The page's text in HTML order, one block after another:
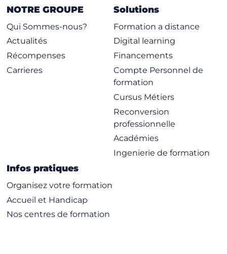
NOTRE GROUPE
Qui Sommes-nous?
Actualités
Récompenses
Carrieres
Solutions
Formation a distance
Digital learning
Financements
Compte Personnel de
formation
Cursus Métiers
Reconversion
professionnelle
Académies
Ingenierie de formation
Infos pratiques
Organisez votre formation
Accueil et Handicap
Nos centres de formation